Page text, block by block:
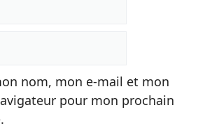
nom, mon e-mail et mon
pour mon prochain